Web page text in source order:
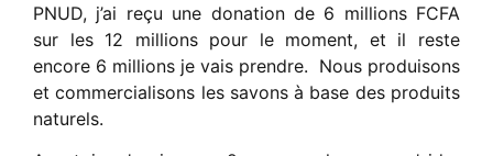
PNUD, j’ai reçu une donation de 6 millions FCFA
sur les 12 millions pour le moment, et il reste
encore 6 millions je vais prendre. Nous produisons
et commercialisons les savons à base des produits
naturels.